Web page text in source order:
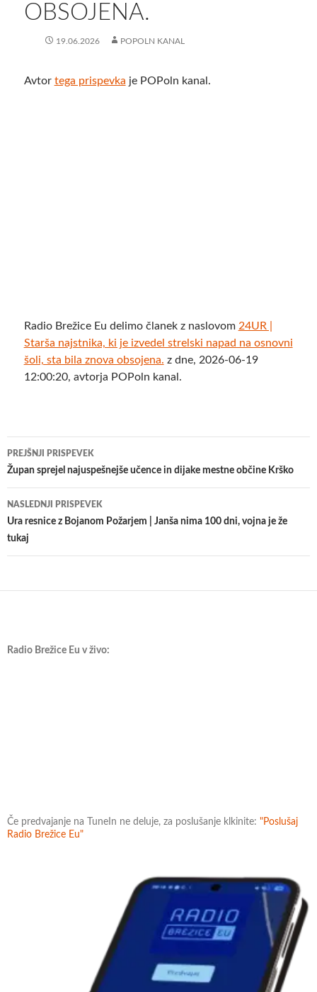
OBSOJENA.
19.06.2026 POPOLN KANAL
Avtor tega prispevka je POPoln kanal.
Radio Brežice Eu delimo članek z naslovom 24UR |
Starša najstnika, ki je izvedel strelski napad na osnovni
šoli, sta bila znova obsojena. z dne, 2026-06-19
12:00:20, avtorja POPoln kanal.
Krmarjenje
po
prispevkih
PREJŠNJI PRISPEVEK
Župan sprejel najuspešnejše učence in dijake mestne občine Krško
NASLEDNJI PRISPEVEK
Ura resnice z Bojanom Požarjem | Janša nima 100 dni, vojna je že
tukaj
Radio Brežice Eu v živo:
Če predvajanje na TuneIn ne deluje, za poslušanje klkinite: "Poslušaj
Radio Brežice Eu"